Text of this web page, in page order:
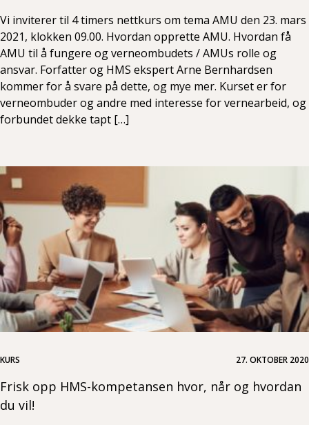
Vi inviterer til 4 timers nettkurs om tema AMU den 23. mars
2021, klokken 09.00. Hvordan opprette AMU. Hvordan få
AMU til å fungere og verneombudets / AMUs rolle og
ansvar. Forfatter og HMS ekspert Arne Bernhardsen
kommer for å svare på dette, og mye mer. Kurset er for
verneombuder og andre med interesse for vernearbeid, og
forbundet dekke tapt […]
KURS 27. OKTOBER 2020
Frisk opp HMS-kompetansen hvor, når og hvordan
du vil!